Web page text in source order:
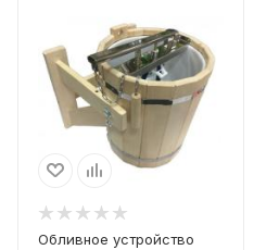
Обливное устройство